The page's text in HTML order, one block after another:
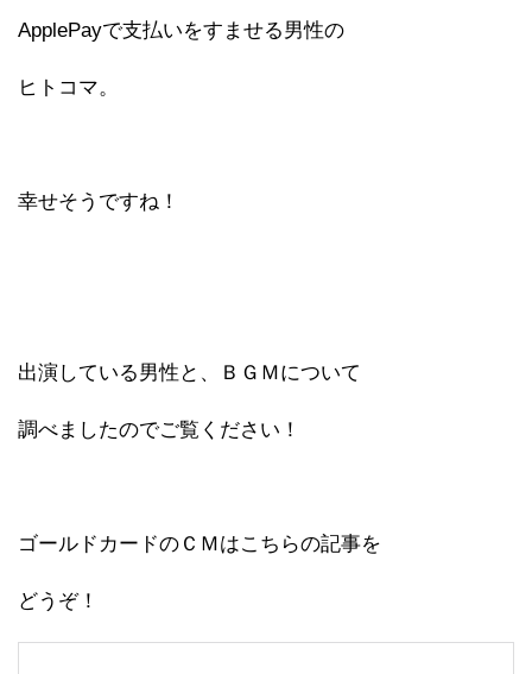
ApplePayで支払いをすませる男性の
ヒトコマ。
幸せそうですね！
出演している男性と、ＢＧＭについて
調べましたのでご覧ください！
ゴールドカードのＣＭはこちらの記事を
どうぞ！